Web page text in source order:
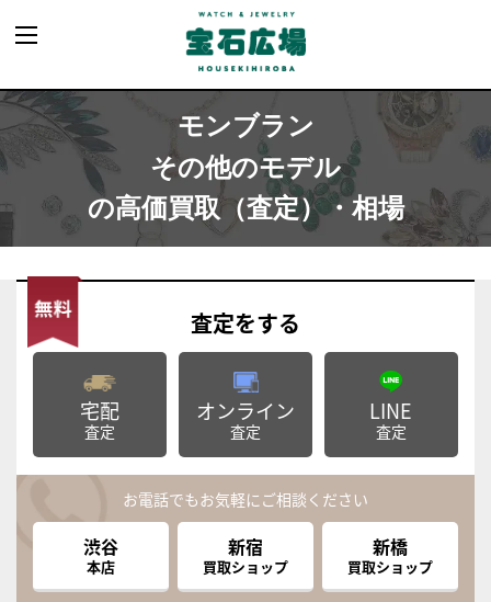
モンブラン
その他のモデル
の高価買取（査定）・相場
査定をする
宅配
査定
オンライン
査定
LINE
査定
お電話でもお気軽にご相談ください
渋谷
本店
新宿
買取ショップ
新橋
買取ショップ